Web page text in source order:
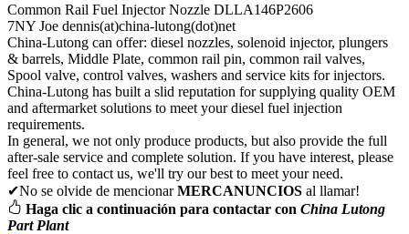
Common Rail Fuel Injector Nozzle DLLA146P2606
7NY Joe dennis(at)china-lutong(dot)net
China-Lutong can offer: diesel nozzles, solenoid injector, plungers
& barrels, Middle Plate, common rail pin, common rail valves,
Spool valve, control valves, washers and service kits for injectors.
China-Lutong has built a slid reputation for supplying quality OEM
and aftermarket solutions to meet your diesel fuel injection
requirements.
In general, we not only produce products, but also provide the full
after-sale service and complete solution. If you have interest, please
feel free to contact us, we'll try our best to meet your need.
✔No se olvide de mencionarMERCANUNCIOS al llamar!
Haga clic a continuación para contactar con China Lutong
Part Plant